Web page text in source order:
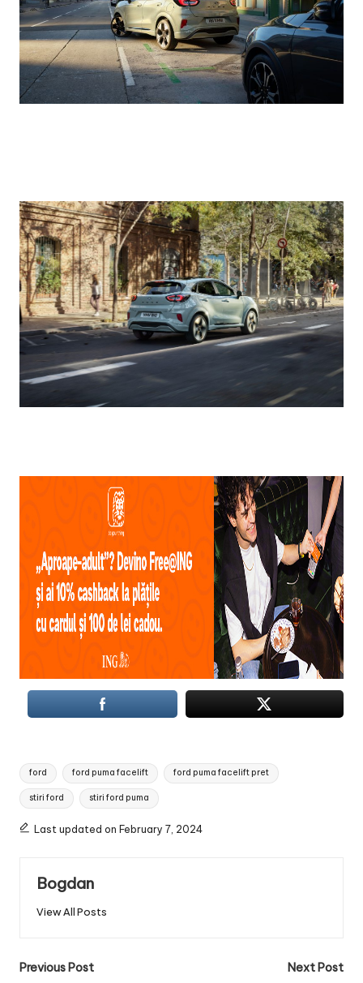
Tags:
ford ford puma facelift ford puma facelift pret
stiri ford stiri ford puma
Last updated on February 7, 2024
Bogdan
View All Posts
Post
Previous Post
Next Post